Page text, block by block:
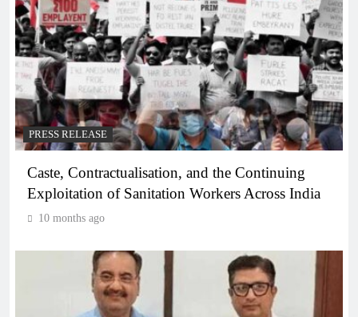
PRESS RELEASE
Caste, Contractualisation, and the Continuing
Exploitation of Sanitation Workers Across India
10 months ago